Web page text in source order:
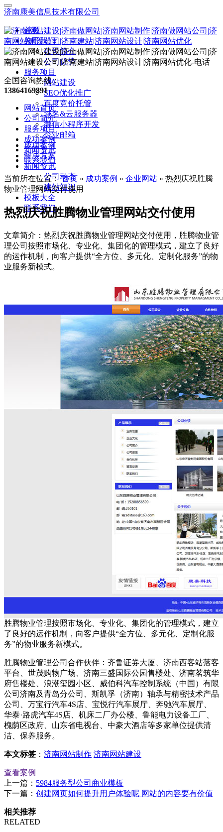
济南康美信息技术有限公司
首页
关于我们
公司简介
公司优势
服务项目
网站建设
SEO优化推广
百度竞价托管
域名&云服务器
微信小程序开发
企业邮箱
成功案例
解决方案
新闻资讯
公司动态
建站知识
模板大全
联系我们
全国咨询热线：
13864169891
网站首页
公司简介
服务项目
成功案例
新闻资讯
联系我们
当前所在位置：首页 » 成功案例 » 企业网站 » 热烈庆祝胜腾
物业管理网站交付使用
热烈庆祝胜腾物业管理网站交付使用
文章简介： 热烈庆祝胜腾物业管理网站交付使用，胜腾物业管
理公司按照市场化、专业化、集团化的管理模式，建立了良好
的运作机制，向客户提供“全方位、多元化、定制化服务”的物
业服务新模式。
胜腾物业管理按照市场化、专业化、集团化的管理模式，建立
了良好的运作机制，向客户提供“全方位、多元化、定制化服
务”的物业服务新模式。
胜腾物业管理公司合作伙伴：齐鲁证券大厦、济南西客站落客
平台、世茂购物广场、济南三盛国际公园售楼处、济南茗筑华
府售楼处、浪潮玺园小区、威伯科汽车控制系统（中国）有限
公司济南及青岛分公司、斯凯孚（济南）轴承与精密技术产品
公司、万宝行汽车4S店、宝悦行汽车展厅、奔驰汽车展厅、
华泰·路虎汽车4S店、机床二厂办公楼、鲁能电力设备工厂、
槐荫区政府、山东省电视台、中豪大酒店等多家单位提供清
洁、保养服务。
本文标签 ： 济南网站制作 济南网站建设
查看案例
上一篇： 5984服务型公司商业模板
下一篇： 创建网页如何提升用户体验呢 网站的内容要有价值
相关推荐
RELATED